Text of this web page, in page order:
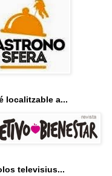
localitzable a...
televisius...